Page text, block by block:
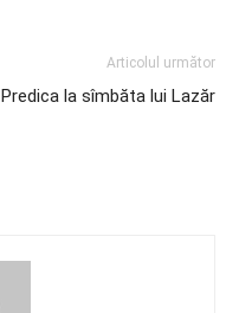
Articolul următor
Predica la sîmbăta lui Lazăr